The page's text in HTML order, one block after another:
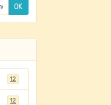
OK
12
12